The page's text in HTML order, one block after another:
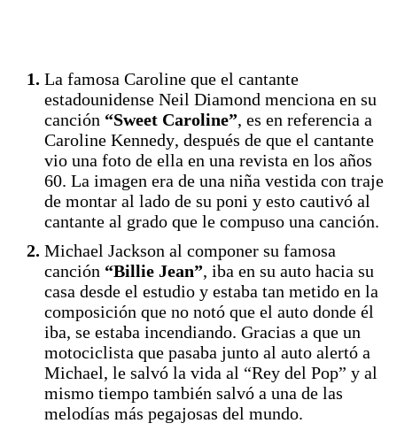
La famosa Caroline que el cantante
estadounidense Neil Diamond menciona en su
canción “Sweet Caroline”, es en referencia a
Caroline Kennedy, después de que el cantante
vio una foto de ella en una revista en los años
60. La imagen era de una niña vestida con traje
de montar al lado de su poni y esto cautivó al
cantante al grado que le compuso una canción.
Michael Jackson al componer su famosa
canción “Billie Jean”, iba en su auto hacia su
casa desde el estudio y estaba tan metido en la
composición que no notó que el auto donde él
iba, se estaba incendiando. Gracias a que un
motociclista que pasaba junto al auto alertó a
Michael, le salvó la vida al “Rey del Pop” y al
mismo tiempo también salvó a una de las
melodías más pegajosas del mundo.